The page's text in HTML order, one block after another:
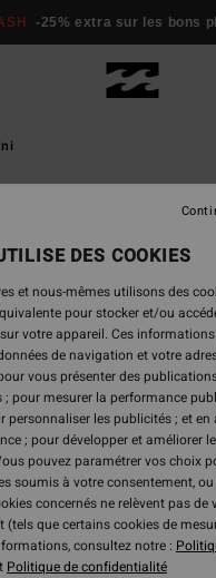
-25% extra sur les bons
DES COOKIES
et nous-mêmes utilisons des
pour stocker et/ou
votre appareil. Ces
de navigation et votre
vous présenter des
; pour mesurer la performance
personnaliser les publicités ; et en
; pour développer et améliorer
pouvez paramétrer vos choix
soumis à votre consentement,
concernés ne relèvent pas de
(tels que certains cookies de
consultez notre :
Politique de confidentialité